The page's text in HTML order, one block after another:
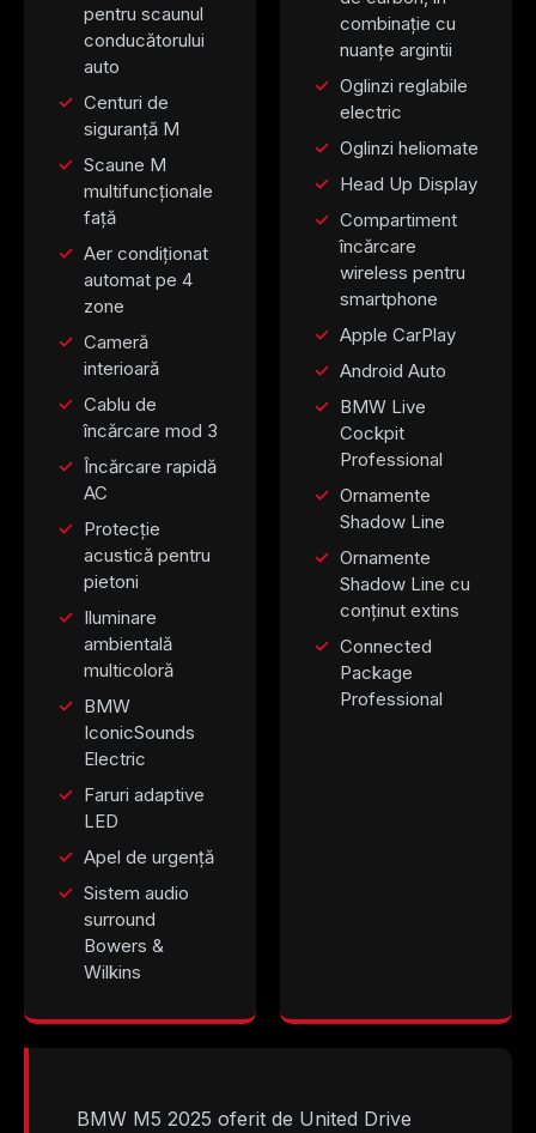
pentru scaunul
conducătorului
auto
Centuri de
siguranță M
Scaune M
multifuncționale
față
Aer condiționat
automat pe 4
zone
Cameră
interioară
Cablu de
încărcare mod 3
Încărcare rapidă
AC
Protecție
acustică pentru
pietoni
Iluminare
ambientală
multicoloră
BMW
IconicSounds
Electric
Faruri adaptive
LED
Apel de urgență
Sistem audio
surround
Bowers &
Wilkins
combinație cu
nuanțe argintii
Oglinzi reglabile
electric
Oglinzi heliomate
Head Up Display
Compartiment
încărcare
wireless pentru
smartphone
Apple CarPlay
Android Auto
BMW Live
Cockpit
Professional
Ornamente
Shadow Line
Ornamente
Shadow Line cu
conținut extins
Connected
Package
Professional
BMW M5 2025 oferit de United Drive